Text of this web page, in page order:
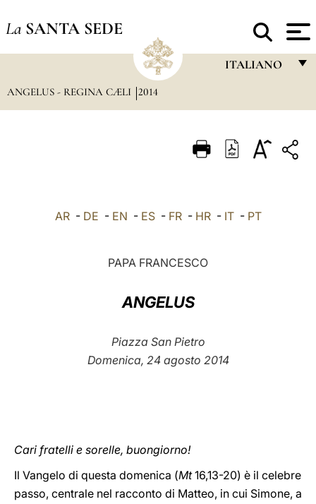
La SANTA SEDE
ITALIANO
ITALIANO
ANGELUS - REGINA CÆLI 2014
AR- DE - EN - ES- FR- HR- IT- PT
PAPA FRANCESCO
ANGELUS
Piazza San Pietro
Domenica, 24 agosto 2014
Cari fratelli e sorelle, buongiorno!
Il Vangelo di questa domenica (Mt16,13-20) è il celebre
passo, centrale nel racconto di Matteo, in cui Simone, a